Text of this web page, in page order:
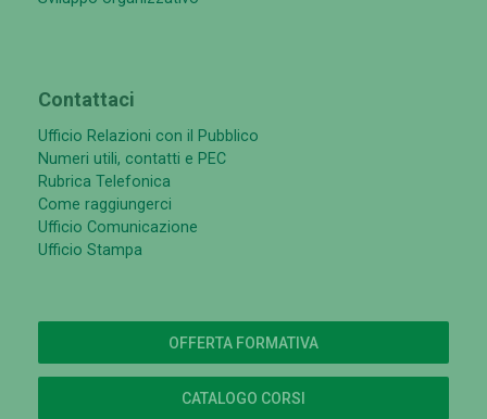
Contattaci
Ufficio Relazioni con il Pubblico
Numeri utili, contatti e PEC
Rubrica Telefonica
Come raggiungerci
Ufficio Comunicazione
Ufficio Stampa
OFFERTA FORMATIVA
CATALOGO CORSI